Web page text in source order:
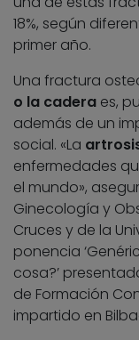
18%, según
primer año.
Una fractura
o la cadera es,
además de un
social. «La
enfermedades
el mundo»,
Ginecología y
Cruces y de la
ponencia
cosa?’
de Formación
impartido en